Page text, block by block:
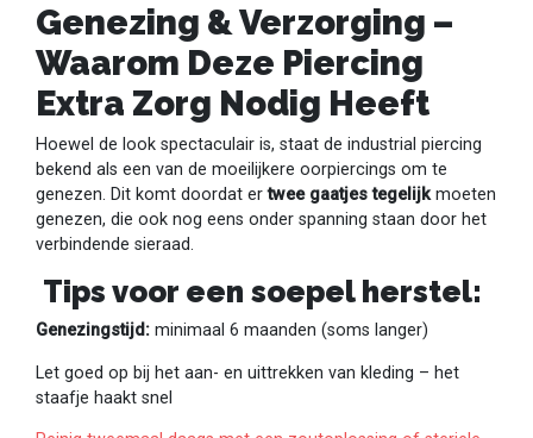
Genezing & Verzorging –
Waarom Deze Piercing
Extra Zorg Nodig Heeft
Hoewel de look spectaculair is, staat de industrial piercing
bekend als een van de moeilijkere oorpiercings om te
genezen. Dit komt doordat ertwee gaatjes tegelijkmoeten
genezen, die ook nog eens onder spanning staan door het
verbindende sieraad.
Tips voor een soepel herstel:
Genezingstijd: minimaal 6 maanden (soms langer)
Let goed op bij het aan- en uittrekken van kleding – het
staafje haakt snel